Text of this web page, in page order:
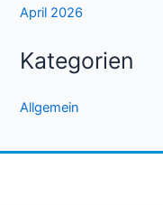
April 2026
Kategorien
Allgemein